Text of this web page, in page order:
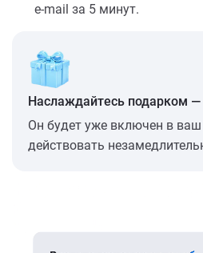
e-mail за 5 минут.
Наслаждайтесь подарком
Он будет уже включен в ваш
действовать